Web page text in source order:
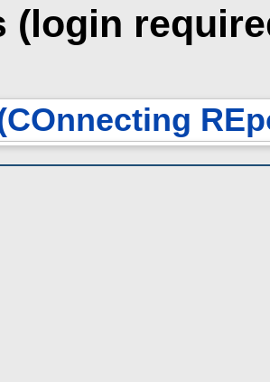
(login